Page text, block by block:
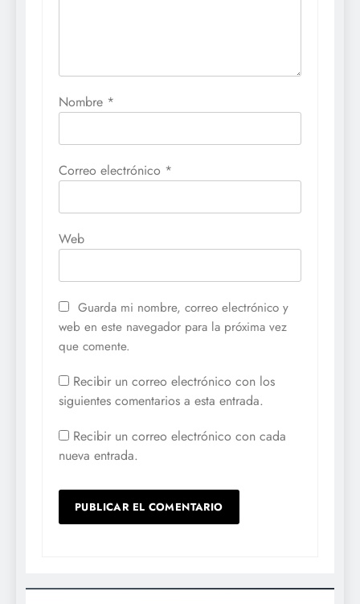
Nombre *
Correo electrónico *
Web
Guarda mi nombre, correo electrónico y
web en este navegador para la próxima vez
que comente.
Recibir un correo electrónico con los
siguientes comentarios a esta entrada.
Recibir un correo electrónico con cada
nueva entrada.